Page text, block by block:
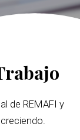
de REMAFI y